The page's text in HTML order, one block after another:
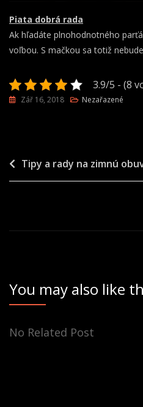
Piata dobrá rada
Ak hľadáte plnohodnotného
voľbou. S mačkou sa totiž
3.9/5 - (8
Zář 16, 2018 Nezařazené
Navigace
pro
Tipy a rady na zimnú
You may also like
No Related Post